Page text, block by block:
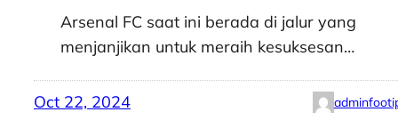
Arsenal FC saat ini berada di jalur yang
menjanjikan untuk meraih kesuksesan…
Oct 22, 2024